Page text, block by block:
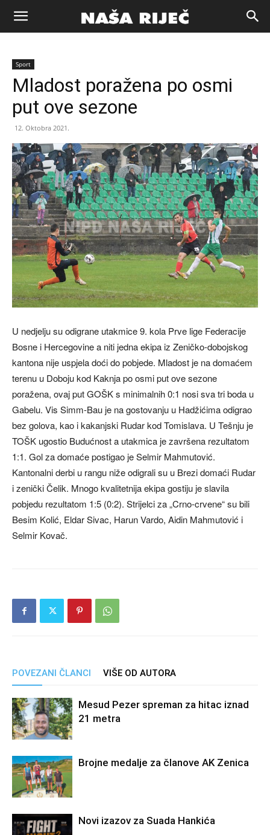
Naša
riječ
Zenica
Sport
Mladost poražena po osmi
put ove sezone
12. Oktobra 2021.
U nedjelju su odigrane utakmice 9. kola Prve lige Federacije
Bosne i Hercegovine a niti jedna ekipa iz Zeničko-dobojskog
kantona nije uspjela doći do pobjede. Mladost je na domaćem
terenu u Doboju kod Kaknja po osmi put ove sezone
poražena, ovaj put GOŠK s minimalnih 0:1 nosi sva tri boda u
Gabelu. Vis Simm-Bau je na gostovanju u Hadžićima odigrao
bez golova, kao i kakanjski Rudar kod Tomislava. U Tešnju je
TOŠK ugostio Budućnost a utakmica je završena rezultatom
1:1. Gol za domaće postigao je Selmir Mahmutović.
Kantonalni derbi u rangu niže odigrali su u Brezi domaći Rudar
i zenički Čelik. Mnogo kvalitetnija ekipa gostiju je slavila
pobjedu rezultatom 1:5 (0:2). Strijelci za „Crno-crvene“ su bili
Besim Kolić, Eldar Sivac, Harun Vardo, Aidin Mahmutović i
Selmir Kovač.
POVEZANI ČLANCI VIŠE OD AUTORA
Mesud Pezer spreman za hitac iznad
21 metra
Brojne medalje za članove AK Zenica
Novi izazov za Suada Hankića